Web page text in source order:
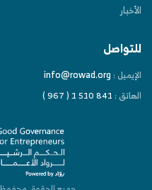
الأخبار
للتواصل
الإيميل :
الهاتق :( 967 ) 1 510 841